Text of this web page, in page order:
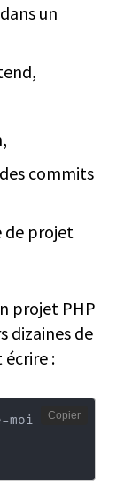
un
commits
de projet
projet PHP
dizaines de
écrire :
moi où Copier